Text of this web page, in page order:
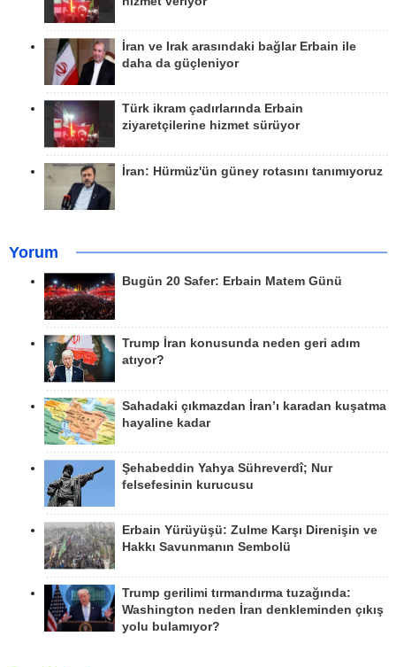
İran ve Irak arasındaki bağlar Erbain ile
daha da güçleniyor
Türk ikram çadırlarında Erbain
ziyaretçilerine hizmet sürüyor
İran: Hürmüz'ün güney rotasını tanımıyoruz
Yorum
Bugün 20 Safer: Erbain Matem Günü
Trump İran konusunda neden geri adım
atıyor?
Sahadaki çıkmazdan İran’ı karadan kuşatma
hayaline kadar
Şehabeddin Yahya Sühreverdî; Nur
felsefesinin kurucusu
Erbain Yürüyüşü: Zulme Karşı Direnişin ve
Hakkı Savunmanın Sembolü
Trump gerilimi tırmandırma tuzağında:
Washington neden İran denkleminden çıkış
yolu bulamıyor?